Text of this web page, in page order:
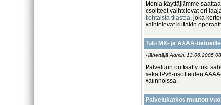
Monia käyttäjiämme
osoitteet vaihtelevat eri
kohtaista tilastoa, joka
vaihtelevat kullakin
Tuki MX- ja AAAA-
· lähettäjä Admin, 13.06.2005
Palveluun on lisätty tuki
sekä IPv6-osoitteiden
valinnoissa.
Palvelukatkos muuton